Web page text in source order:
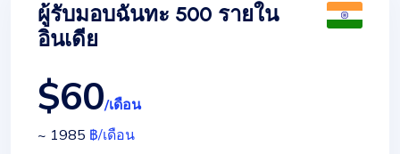
ผู้รับมอบฉันทะ 500 รายใน
อินเดีย
$60/เดือน
~ 1985 ฿/เดือน